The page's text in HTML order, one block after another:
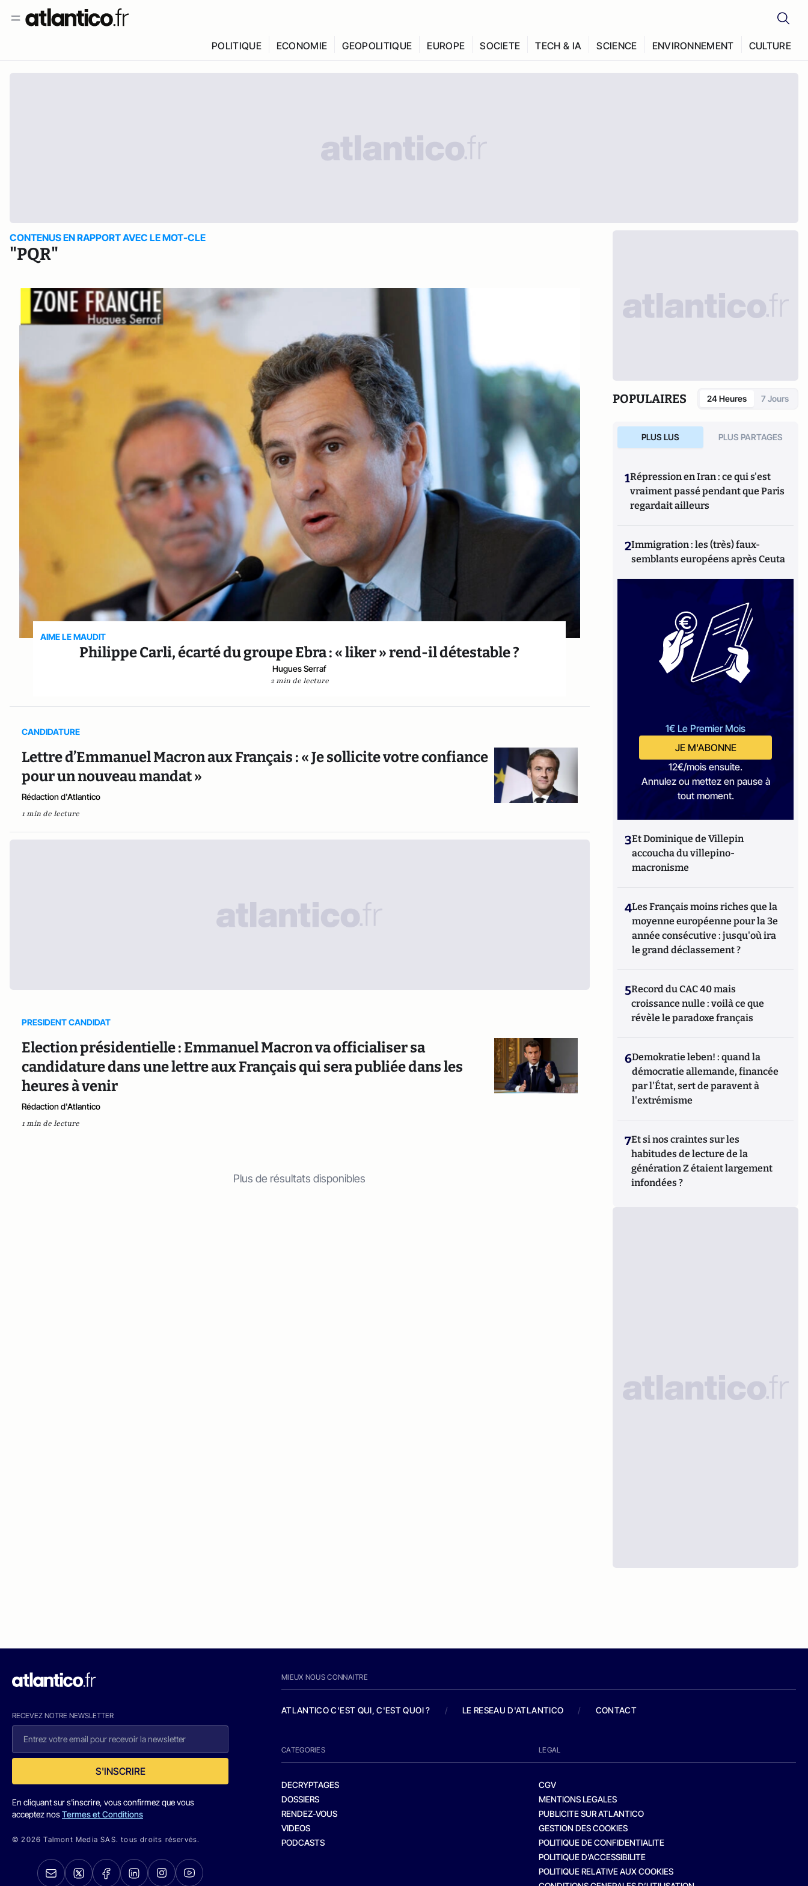
POLITIQUE ECONOMIE GEOPOLITIQUE EUROPE SOCIETE TECH & IA SCIENCE ENVIRONNEMENT CULTURE
CONTENUS EN RAPPORT AVEC LE MOT-CLE
"PQR"
AIME LE MAUDIT
Philippe Carli, écarté du groupe Ebra : « liker » rend-il détestable ?
Hugues Serraf
2 min de lecture
CANDIDATURE
Lettre d’Emmanuel Macron aux Français : « Je sollicite votre confiance
pour un nouveau mandat »
Rédaction d'Atlantico
1 min de lecture
PRESIDENT CANDIDAT
Election présidentielle : Emmanuel Macron va officialiser sa
candidature dans une lettre aux Français qui sera publiée dans les
heures à venir
Rédaction d'Atlantico
1 min de lecture
Plus de résultats disponibles
POPULAIRES 24 Heures 7 Jours
PLUS LUS PLUS PARTAGES
1Répression en Iran : ce qui s'est
vraiment passé pendant que Paris
regardait ailleurs
2Immigration : les (très) faux-
semblants européens après Ceuta
1€ Le Premier Mois
JE M'ABONNE
12€/mois ensuite.
Annulez ou mettez en pause à
tout moment.
3Et Dominique de Villepin
accoucha du villepino-
macronisme
4Les Français moins riches que la
moyenne européenne pour la 3e
année consécutive : jusqu'où ira
le grand déclassement ?
5Record du CAC 40 mais
croissance nulle : voilà ce que
révèle le paradoxe français
6Demokratie leben! : quand la
démocratie allemande, financée
par l'État, sert de paravent à
l'extrémisme
7Et si nos craintes sur les
habitudes de lecture de la
génération Z étaient largement
infondées ?
RECEVEZ NOTRE NEWSLETTER
S'INSCRIRE
En cliquant sur s'inscrire, vous confirmez que vous
acceptez nosTermes et Conditions
© 2026 Talmont Media SAS. tous droits réservés.
MIEUX NOUS CONNAITRE
ATLANTICO C'EST QUI, C'EST QUOI ? / LE RESEAU D'ATLANTICO / CONTACT
CATEGORIES
DECRYPTAGES
DOSSIERS
RENDEZ-VOUS
VIDEOS
PODCASTS
LEGAL
CGV
MENTIONS LEGALES
PUBLICITE SUR ATLANTICO
GESTION DES COOKIES
POLITIQUE DE CONFIDENTIALITE
POLITIQUE D’ACCESSIBILITE
POLITIQUE RELATIVE AUX COOKIES